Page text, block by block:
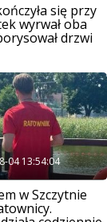
się przy
wyrwał oba
drzwi
04 13:54:04
w Szczytnie